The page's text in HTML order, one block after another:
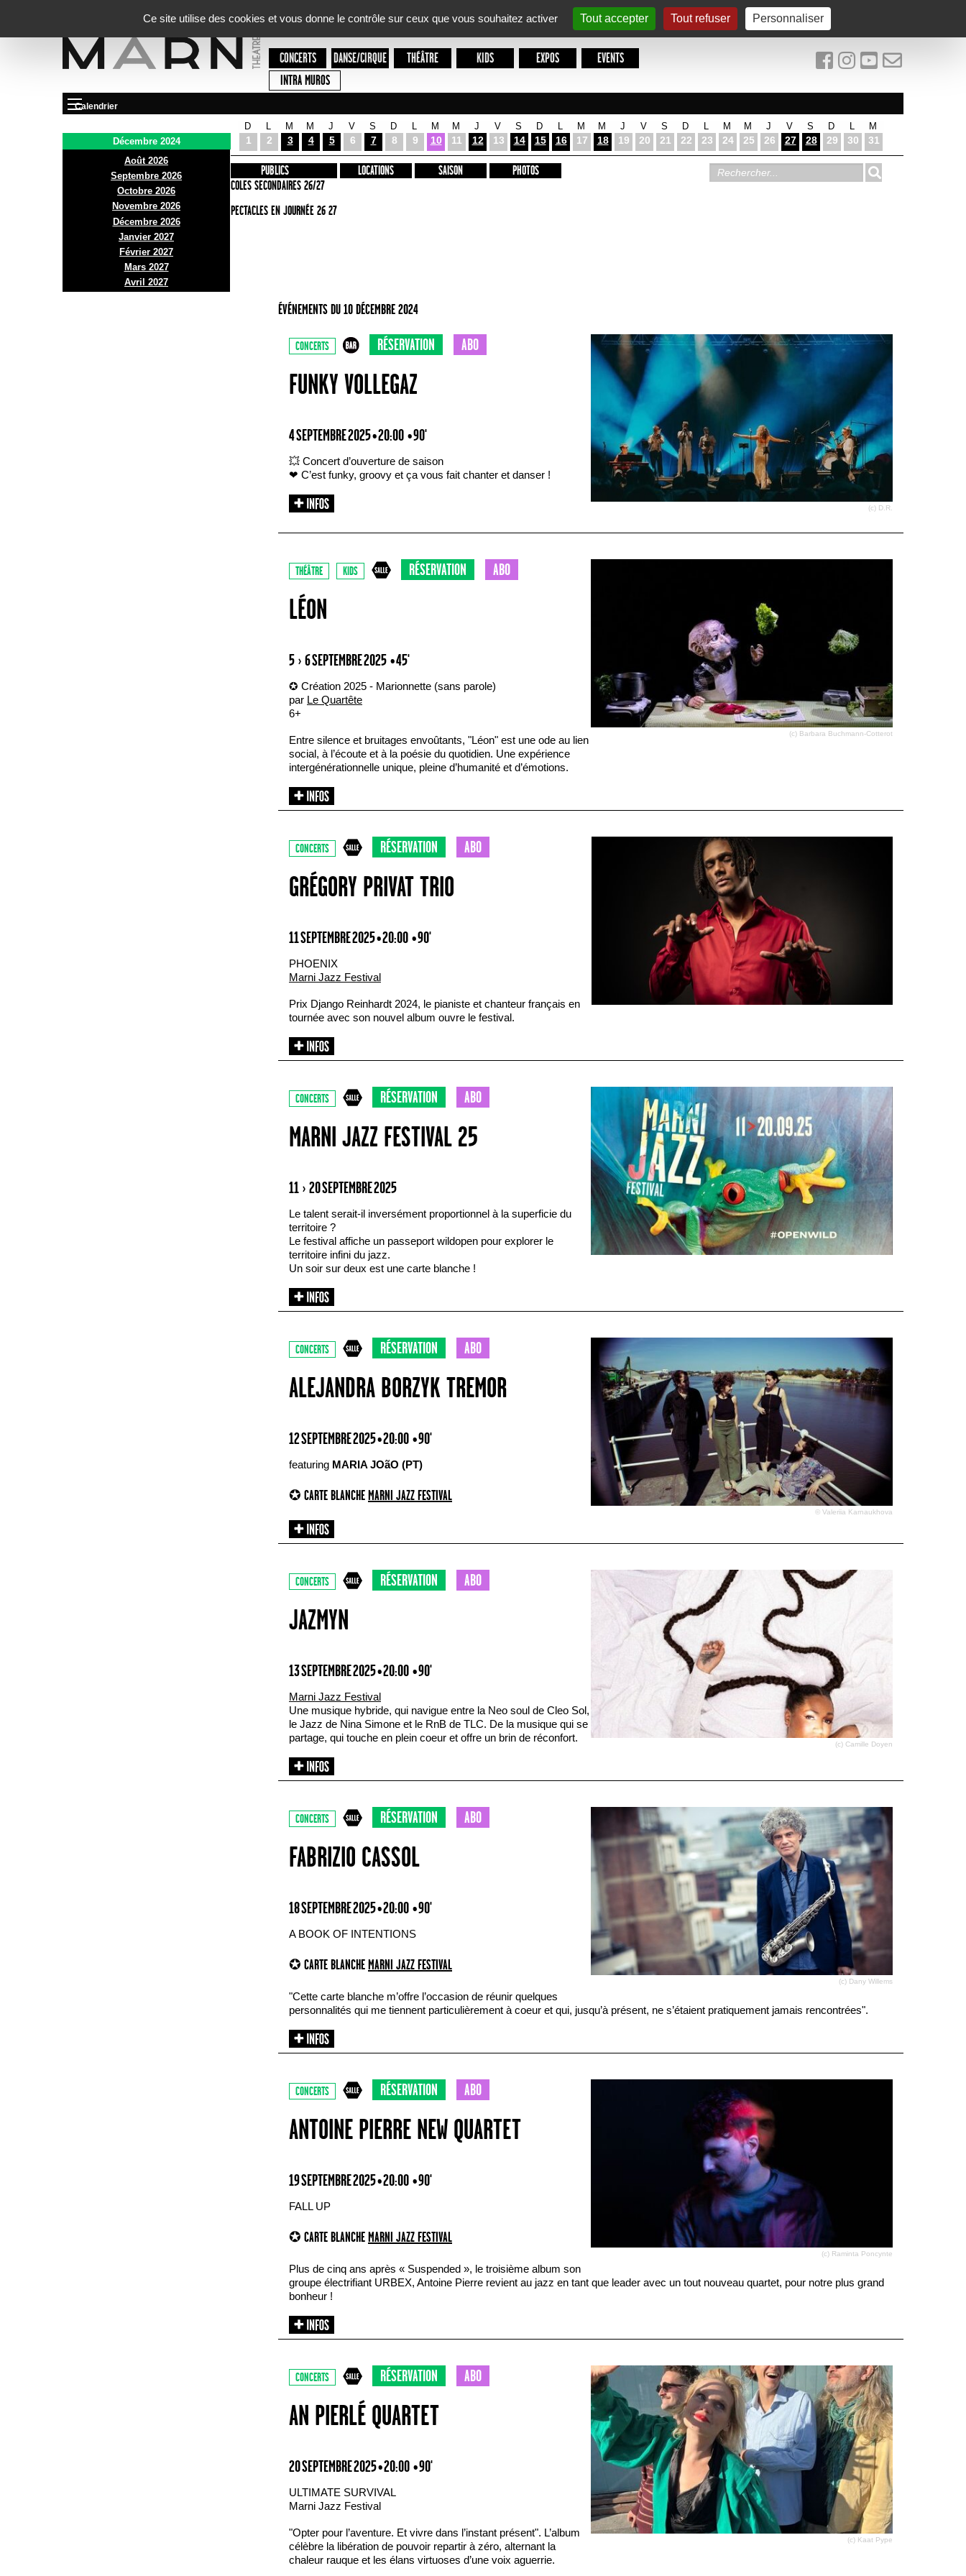
Ce site utilise des cookies et vous donne le contrôle sur ceux que vous souhaitez activer
Tout accepter Tout refuser Personnaliser
CONCERTS DANSE/CIRQUE THÉÂTRE KIDS EXPOS
EVENTS
INTRA MUROS
Calendrier
Décembre 2024
Août 2026
Septembre 2026
Octobre 2026
Novembre 2026
Décembre 2026
Janvier 2027
Février 2027
Mars 2027
Avril 2027
D
1 2
M
3
M
4
J
5
V
6
S
7
D
8 9
M
10
M
11
J
12
V
13
S
14
D
15 16
M
17
M
18
J
19
V
20
S
21
D
22 23
M
24
M
25
J
26
V
27
S
28
D
29 30
M
31
PRÉSENTATION
INFOS PRATIQUES
ACCES
BAR ET BISTRO
BILLETTERIE
PUBLICS
ECOLES SECONDAIRES 26/27
SPECTACLES EN JOURNÉE 26 27
LOCATIONS SAISON PHOTOS
ÉVÉNEMENTS DU 10 DÉCEMBRE 2024
(c) D.R.
CONCERTS RÉSERVATION ABO
FUNKY VOLLEGAZ
4 SEPTEMBRE 2025 • 20:00 • 90'
💥 Concert d’ouverture de saison
❤ C’est funky, groovy et ça vous fait chanter et danser !
(c) Barbara Buchmann-Cotterot
THÉÂTRE KIDS RÉSERVATION ABO
LÉON
5 › 6 SEPTEMBRE 2025 • 45'
✪ Création 2025 - Marionnette (sans parole)
par Le Quartête
6+
Entre silence et bruitages envoûtants, "Léon" est une ode au lien
social, à l’écoute et à la poésie du quotidien. Une expérience
intergénérationnelle unique, pleine d’humanité et d’émotions.
CONCERTS RÉSERVATION ABO
GRÉGORY PRIVAT TRIO
11 SEPTEMBRE 2025 • 20:00 • 90'
PHOENIX
Marni Jazz Festival
Prix Django Reinhardt 2024, le pianiste et chanteur français en
tournée avec son nouvel album ouvre le festival.
CONCERTS RÉSERVATION ABO
MARNI JAZZ FESTIVAL 25
11 › 20 SEPTEMBRE 2025
Le talent serait-il inversément proportionnel à la superficie du
territoire ?
Le festival affiche un passeport wildopen pour explorer le
territoire infini du jazz.
Un soir sur deux est une carte blanche !
© Valeriia Karnaukhova
CONCERTS RÉSERVATION ABO
ALEJANDRA BORZYK TREMOR
12 SEPTEMBRE 2025 • 20:00 • 90'
featuring MARIA JOãO (PT)
✪ CARTE BLANCHE MARNI JAZZ FESTIVAL
(c) Camille Doyen
CONCERTS RÉSERVATION ABO
JAZMYN
13 SEPTEMBRE 2025 • 20:00 • 90'
Marni Jazz Festival
Une musique hybride, qui navigue entre la Neo soul de Cleo Sol,
le Jazz de Nina Simone et le RnB de TLC. De la musique qui se
partage, qui touche en plein coeur et offre un brin de réconfort.
(c) Dany Willems
CONCERTS RÉSERVATION ABO
FABRIZIO CASSOL
18 SEPTEMBRE 2025 • 20:00 • 90'
A BOOK OF INTENTIONS
✪ CARTE BLANCHE MARNI JAZZ FESTIVAL
"Cette carte blanche m’offre l’occasion de réunir quelques
personnalités qui me tiennent particulièrement à coeur et qui, jusqu’à présent, ne s’étaient pratiquement jamais rencontrées".
(c) Raminta Poncynte
CONCERTS RÉSERVATION ABO
ANTOINE PIERRE NEW QUARTET
19 SEPTEMBRE 2025 • 20:00 • 90'
FALL UP
✪ CARTE BLANCHE MARNI JAZZ FESTIVAL
Plus de cinq ans après « Suspended », le troisième album son
groupe électrifiant URBEX, Antoine Pierre revient au jazz en tant que leader avec un tout nouveau quartet, pour notre plus grand
bonheur !
(c) Kaat Pype
CONCERTS RÉSERVATION ABO
AN PIERLÉ QUARTET
20 SEPTEMBRE 2025 • 20:00 • 90'
ULTIMATE SURVIVAL
Marni Jazz Festival
"Opter pour l’aventure. Et vivre dans l’instant présent". L’album
célèbre la libération de pouvoir repartir à zéro, alternant la
chaleur rauque et les élans virtuoses d’une voix aguerrie.